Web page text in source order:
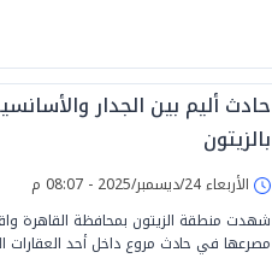
حادث أليم بين الجدار
بالزيتون
الأربعاء 24/ديسمبر/2025 - 08:07 م
شهدت منطقة الزيتون بمحافظة القاهرة
مصرعها في حادث مروع داخل أحد العقارات